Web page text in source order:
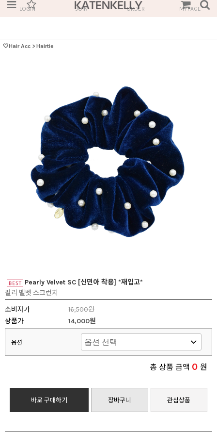
LOGIN JOIN ORDER MYPAGE
🤍Hair Acc > Hairtie
Pearly Velvet SC [신민아 착용] *재입고*
펄리 벨벳 스크런치
소비자가
16,500원
상품가
14,000원
옵션
총 상품 금액 0 원
바로 구매하기 장바구니 관심상품